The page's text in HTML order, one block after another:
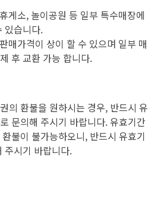
게소, 놀이공원 등 일부 특수매장에
있습니다.
매가격이 상이 할 수 있으며 일부 매
후 교환 가능 합니다.
의 환불을 원하시는 경우, 반드시 유
문의해 주시기 바랍니다. 유효기간
불이 불가능하오니, 반드시 유효기
주시기 바랍니다.